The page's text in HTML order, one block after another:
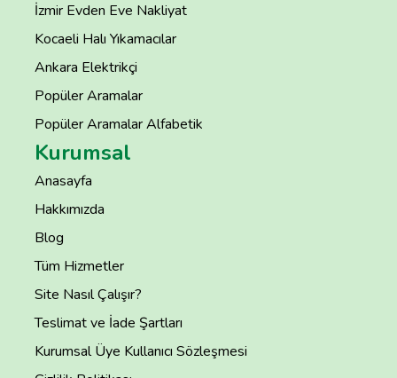
İzmir Evden Eve Nakliyat
Kocaeli Halı Yıkamacılar
Ankara Elektrikçi
Popüler Aramalar
Popüler Aramalar Alfabetik
Kurumsal
Anasayfa
Hakkımızda
Blog
Tüm Hizmetler
Site Nasıl Çalışır?
Teslimat ve İade Şartları
Kurumsal Üye Kullanıcı Sözleşmesi